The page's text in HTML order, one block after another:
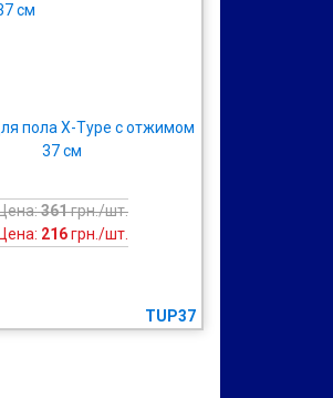
пола X-Type с отжимом
37 см
361грн./шт.
Цена: 216грн./шт.
TUP37